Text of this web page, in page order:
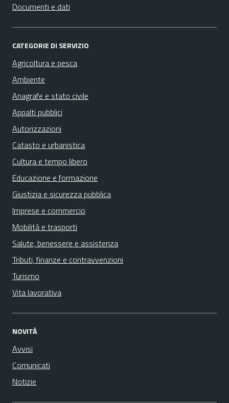
Documenti e dati
CATEGORIE DI SERVIZIO
Agricoltura e pesca
Ambiente
Anagrafe e stato civile
Appalti pubblici
Autorizzazioni
Catasto e urbanistica
Cultura e tempo libero
Educazione e formazione
Giustizia e sicurezza pubblica
Imprese e commercio
Mobilità e trasporti
Salute, benessere e assistenza
Tributi, finanze e contravvenzioni
Turismo
Vita lavorativa
NOVITÀ
Avvisi
Comunicati
Notizie